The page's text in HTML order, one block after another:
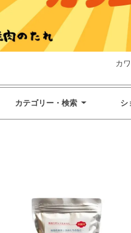
カ
カテゴリー・検索 シ